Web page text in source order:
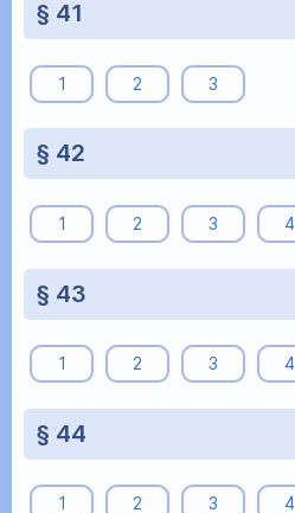
§ 41
1 2 3
§ 42
1 2 3 4
§ 43
1 2 3 4
§ 44
1 2 3 4